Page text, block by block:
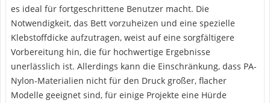
es ideal für fortgeschrittene Benutzer macht. Die
Notwendigkeit, das Bett vorzuheizen und eine spezielle
Klebstoffdicke aufzutragen, weist auf eine sorgfältigere
Vorbereitung hin, die für hochwertige Ergebnisse
unerlässlich ist. Allerdings kann die Einschränkung, dass PA-
Nylon-Materialien nicht für den Druck großer, flacher
Modelle geeignet sind, für einige Projekte eine Hürde